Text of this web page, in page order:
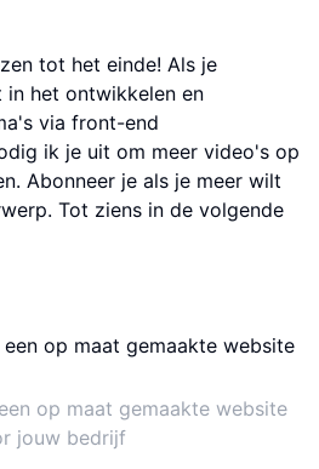
tot het einde! Als je
in het ontwikkelen en
via front-end
ik je uit om meer video's op
Abonneer je als je meer wilt
Tot ziens in de volgende
op maat gemaakte website
jouw bedrijf